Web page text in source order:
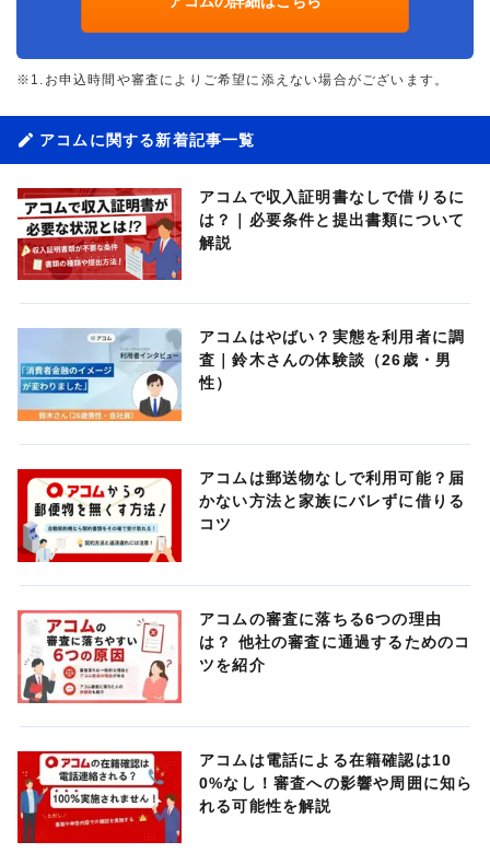
※1.お申込時間や審査によりご希望に添えない場合がございます。
アコムに関する新着記事一覧
アコムで収入証明書なしで借りるに
は？｜必要条件と提出書類について
解説
アコムはやばい？実態を利用者に調
査｜鈴木さんの体験談（26歳・男
性）
アコムは郵送物なしで利用可能？届
かない方法と家族にバレずに借りる
コツ
アコムの審査に落ちる6つの理由
は？ 他社の審査に通過するためのコ
ツを紹介
アコムは電話による在籍確認は10
0%なし！審査への影響や周囲に知ら
れる可能性を解説